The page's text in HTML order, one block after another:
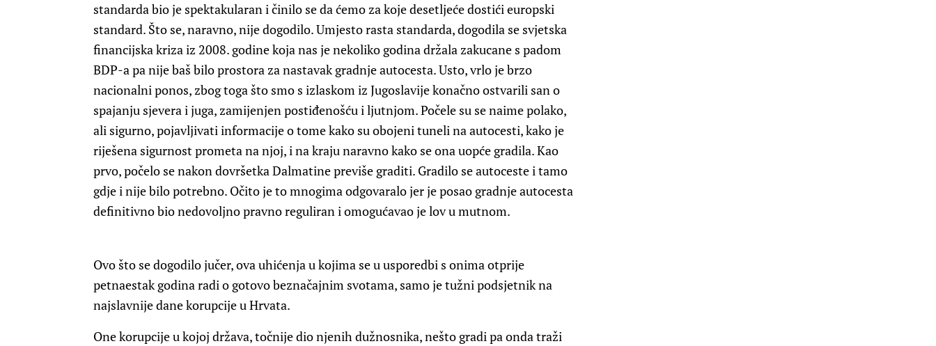
standarda bio je spektakularan i činilo se da ćemo za koje desetljeće dostići europski
standard. Što se, naravno, nije dogodilo. Umjesto rasta standarda, dogodila se svjetska
financijska kriza iz 2008. godine koja nas je nekoliko godina držala zakucane s padom
BDP-a pa nije baš bilo prostora za nastavak gradnje autocesta. Usto, vrlo je brzo
nacionalni ponos, zbog toga što smo s izlaskom iz Jugoslavije konačno ostvarili san o
spajanju sjevera i juga, zamijenjen postiđenošću i ljutnjom. Počele su se naime polako,
ali sigurno, pojavljivati informacije o tome kako su obojeni tuneli na autocesti, kako je
riješena sigurnost prometa na njoj, i na kraju naravno kako se ona uopće gradila. Kao
prvo, počelo se nakon dovršetka Dalmatine previše graditi. Gradilo se autoceste i tamo
gdje i nije bilo potrebno. Očito je to mnogima odgovaralo jer je posao gradnje autocesta
definitivno bio nedovoljno pravno reguliran i omogućavao je lov u mutnom.
Ovo što se dogodilo jučer, ova uhićenja u kojima se u usporedbi s onima otprije
petnaestak godina radi o gotovo beznačajnim svotama, samo je tužni podsjetnik na
najslavnije dane korupcije u Hrvata.
One korupcije u kojoj država, točnije dio njenih dužnosnika, nešto gradi pa onda traži